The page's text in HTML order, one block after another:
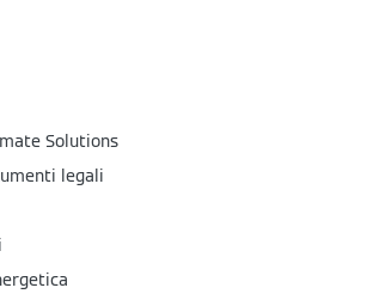
Solutions
legali